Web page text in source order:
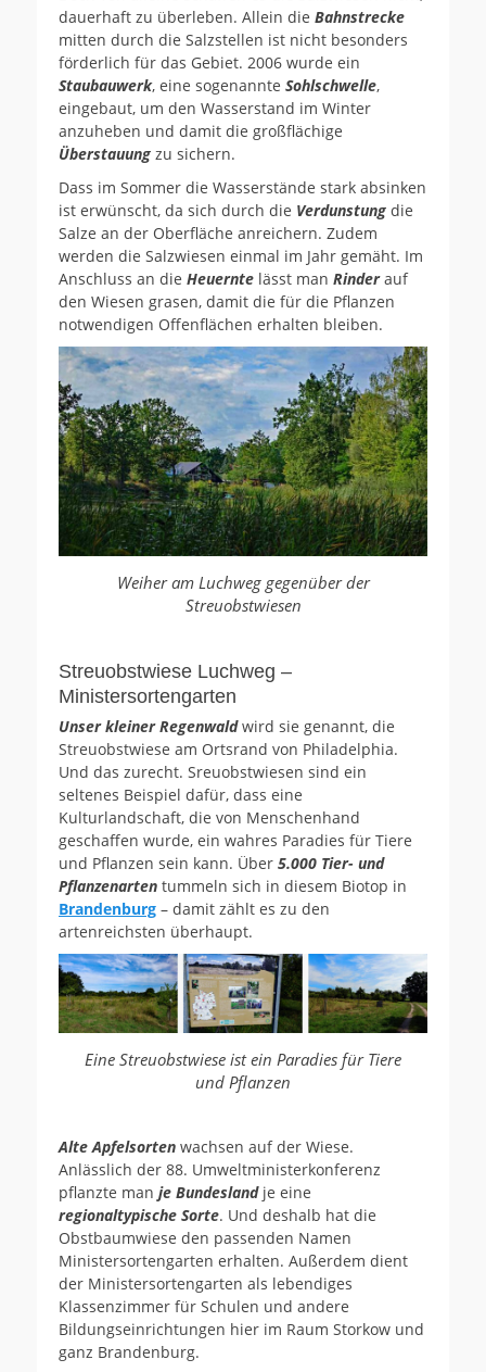
dauerhaft zu überleben. Allein die Bahnstrecke
mitten durch die Salzstellen ist nicht besonders
förderlich für das Gebiet. 2006 wurde ein
Staubauwerk, eine sogenannte Sohlschwelle,
eingebaut, um den Wasserstand im Winter
anzuheben und damit die großflächige
Überstauung zu sichern.
Dass im Sommer die Wasserstände stark absinken
ist erwünscht, da sich durch die Verdunstung die
Salze an der Oberfläche anreichern. Zudem
werden die Salzwiesen einmal im Jahr gemäht. Im
Anschluss an die Heuernte lässt man Rinderauf
den Wiesen grasen, damit die für die Pflanzen
notwendigen Offenflächen erhalten bleiben.
Weiher am Luchweg gegenüber der
Streuobstwiesen
Streuobstwiese Luchweg –
Ministersortengarten
Unser kleiner Regenwaldwird sie genannt, die
Streuobstwiese am Ortsrand von Philadelphia.
Und das zurecht. Sreuobstwiesen sind ein
seltenes Beispiel dafür, dass eine
Kulturlandschaft, die von Menschenhand
geschaffen wurde, ein wahres Paradies für Tiere
und Pflanzen sein kann. Über 5.000 Tier- und
Pflanzenarten tummeln sich in diesem Biotop in
Brandenburg – damit zählt es zu den
artenreichsten überhaupt.
Eine Streuobstwiese ist ein Paradies für Tiere
und Pflanzen
Alte Apfelsorten wachsen auf der Wiese.
Anlässlich der 88. Umweltministerkonferenz
pflanzte man je Bundesland je eine
regionaltypische Sorte. Und deshalb hat die
Obstbaumwiese den passenden Namen
Ministersortengarten erhalten. Außerdem dient
der Ministersortengarten als lebendiges
Klassenzimmer für Schulen und andere
Bildungseinrichtungen hier im Raum Storkow und
ganz Brandenburg.